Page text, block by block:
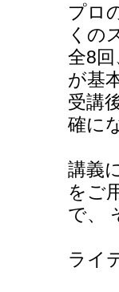
プロ
くの
全8
が基
受講
確に
講義
をご
で、
ライ